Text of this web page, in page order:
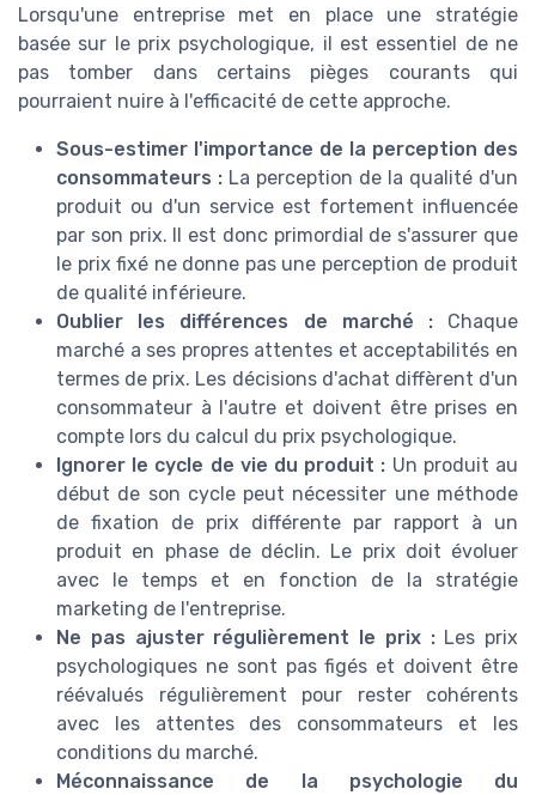
Lorsqu'une entreprise met en place une stratégie
basée sur le prix psychologique, il est essentiel de ne
pas tomber dans certains pièges courants qui
pourraient nuire à l'efficacité de cette approche.
Sous-estimer l'importance de la perception des
consommateurs : La perception de la qualité d'un
produit ou d'un service est fortement influencée
par son prix. Il est donc primordial de s'assurer que
le prix fixé ne donne pas une perception de produit
de qualité inférieure.
Oublier les différences de marché :Chaque
marché a ses propres attentes et acceptabilités en
termes de prix. Les décisions d'achat diffèrent d'un
consommateur à l'autre et doivent être prises en
compte lors du calcul du prix psychologique.
Ignorer le cycle de vie du produit : Un produit au
début de son cycle peut nécessiter une méthode
de fixation de prix différente par rapport à un
produit en phase de déclin. Le prix doit évoluer
avec le temps et en fonction de la stratégie
marketing de l'entreprise.
Ne pas ajuster régulièrement le prix :Les prix
psychologiques ne sont pas figés et doivent être
réévalués régulièrement pour rester cohérents
avec les attentes des consommateurs et les
conditions du marché.
Méconnaissance de la psychologie du